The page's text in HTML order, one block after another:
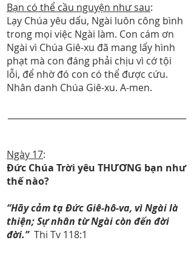
Bạn có thể cầu nguyện như sau:
Lạy Chúa yêu dấu, Ngài luôn công bình
trong mọi việc Ngài làm. Con cám ơn
Ngài vì Chúa Giê-xu đã mang lấy hình
phạt mà con đáng phải chịu vì cớ tội
lỗi, để nhờ đó con có thể được cứu.
Nhân danh Chúa Giê-xu. A-men.
Ngày 17:
Đức Chúa Trời yêu THƯƠNG bạn như
thế nào?
“Hãy cảm tạ Đức Giê-hô-va, vì Ngài là
thiện; Sự nhân từ Ngài còn đến đời
đời.”Thi Tv 118:1